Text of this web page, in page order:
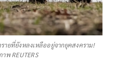
ยที่ยังหลงเหลืออยู่จากยุคสงคราม!
พ REUTERS